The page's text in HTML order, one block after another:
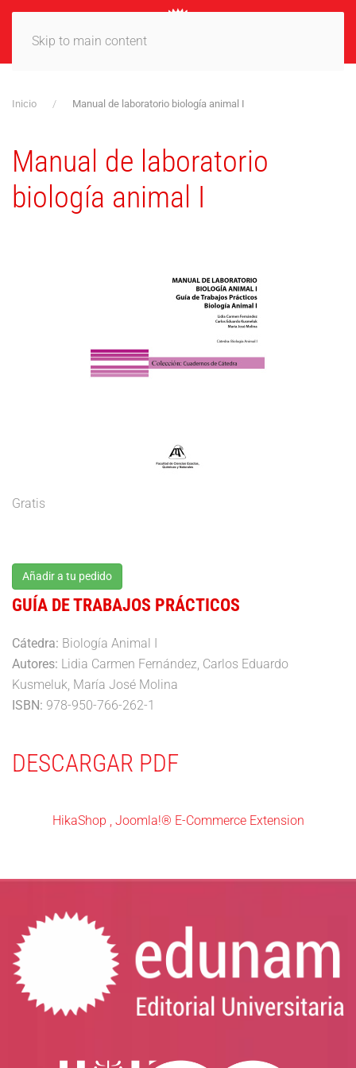
Skip to main content
Inicio Manual de laboratorio biología animal I
Manual de laboratorio
biología animal I
Gratis
Añadir a tu pedido
GUÍA DE TRABAJOS PRÁCTICOS
Cátedra: Biología Animal I
Autores: Lidia Carmen Fernández, Carlos Eduardo
Kusmeluk, María José Molina
ISBN: 978-950-766-262-1
DESCARGAR PDF
HikaShop , Joomla!® E-Commerce Extension